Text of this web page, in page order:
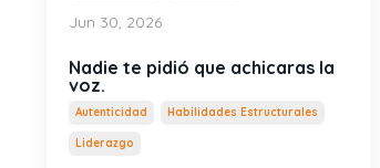
Jun 30, 2026
Nadie te pidió que achicaras la
voz.
Autenticidad Habilidades Estructurales
Liderazgo